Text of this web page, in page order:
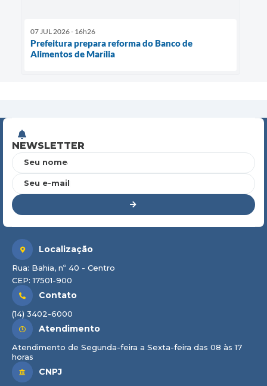
07 JUL 2026 - 16h26
Prefeitura prepara reforma do Banco de
Alimentos de Marília
NEWSLETTER
Seu nome
Seu e-mail
Localização
Rua: Bahia, nº 40 - Centro
CEP: 17501-900
Contato
(14) 3402-6000
Atendimento
Atendimento de Segunda-feira a Sexta-feira das 08 às 17
horas
CNPJ